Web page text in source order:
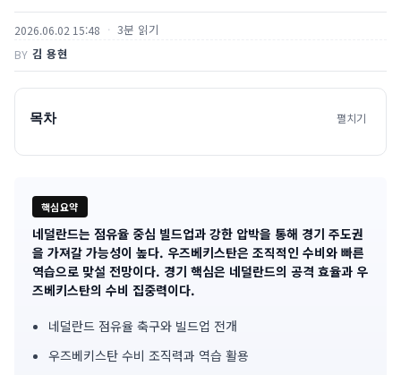
2026.06.02 15:48 3분 읽기
BY 김 용현
목차 펼치기
핵심요약
기
사
네덜란드는 점유율 중심 빌드업과 강한 압박을 통해 경기 주도권
을 가져갈 가능성이 높다. 우즈베키스탄은 조직적인 수비와 빠른
역습으로 맞설 전망이다. 경기 핵심은 네덜란드의 공격 효율과 우
즈베키스탄의 수비 집중력이다.
네덜란드 점유율 축구와 빌드업 전개
우즈베키스탄 수비 조직력과 역습 활용